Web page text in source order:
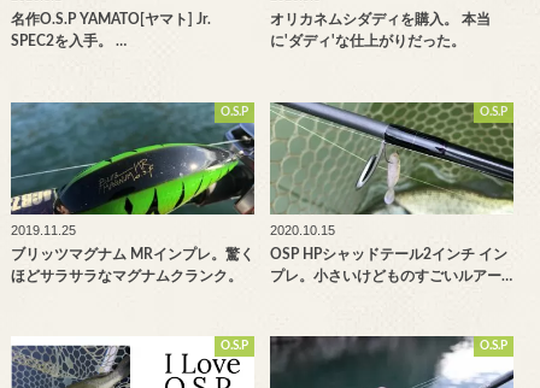
名作O.S.P YAMATO[ヤマト] Jr.
SPEC2を入手。 …
オリカネムシダディを購入。 本当
に'ダディ'な仕上がりだった。
O.S.P
2019.11.25
ブリッツマグナム MRインプレ。驚く
ほどサラサラなマグナムクランク。
O.S.P
2020.10.15
OSP HPシャッドテール2インチ イン
プレ。小さいけどものすごいルアー…
O.S.P O.S.P